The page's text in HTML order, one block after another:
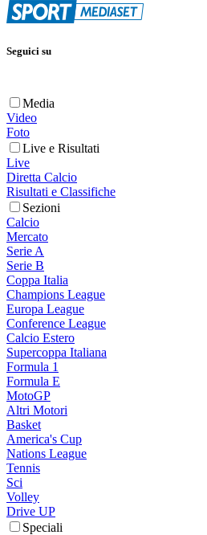
Seguici su
Media
Video
Foto
Live e Risultati
Live
Diretta Calcio
Risultati e Classifiche
Sezioni
Calcio
Mercato
Serie A
Serie B
Coppa Italia
Champions League
Europa League
Conference League
Calcio Estero
Supercoppa Italiana
Formula 1
Formula E
MotoGP
Altri Motori
Basket
America's Cup
Nations League
Tennis
Sci
Volley
Drive UP
Speciali